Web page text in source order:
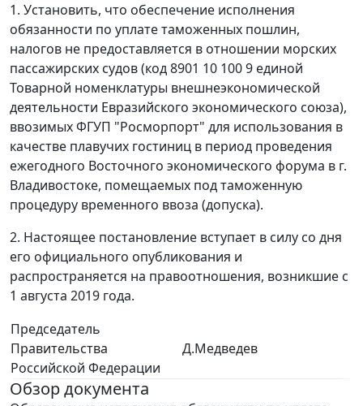
1. Установить, что обеспечение исполнения
обязанности по уплате таможенных пошлин,
налогов не предоставляется в отношении морских
пассажирских судов (код 8901 10 100 9 единой
Товарной номенклатуры внешнеэкономической
деятельности Евразийского экономического союза),
ввозимых ФГУП "Росморпорт" для использования в
качестве плавучих гостиниц в период проведения
ежегодного Восточного экономического форума в г.
Владивостоке, помещаемых под таможенную
процедуру временного ввоза (допуска).
2. Настоящее постановление вступает в силу со дня
его официального опубликования и
распространяется на правоотношения, возникшие с
1 августа 2019 года.
Председатель
Правительства
Российской Федерации
Д.Медведев
Обзор документа